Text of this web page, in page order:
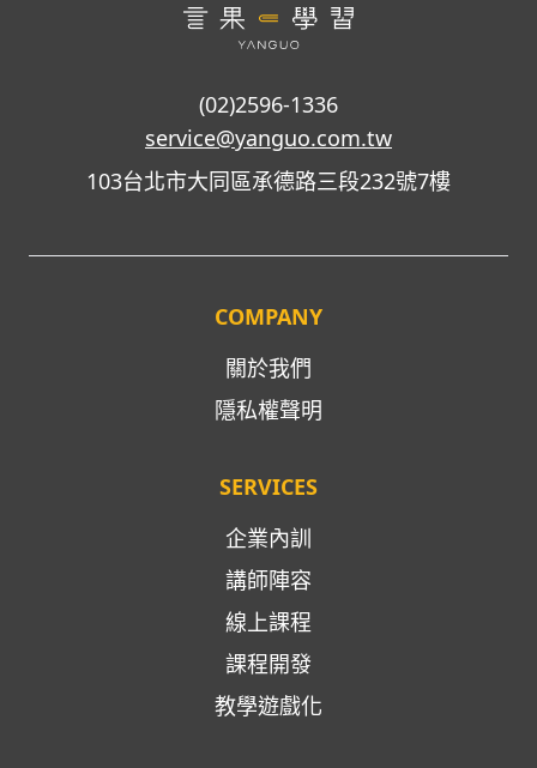
(02)2596-1336
service@yanguo.com.tw
103台北市大同區承德路三段232號7樓
COMPANY
關於我們
隱私權聲明
SERVICES
企業內訓
講師陣容
線上課程
課程開發
教學遊戲化